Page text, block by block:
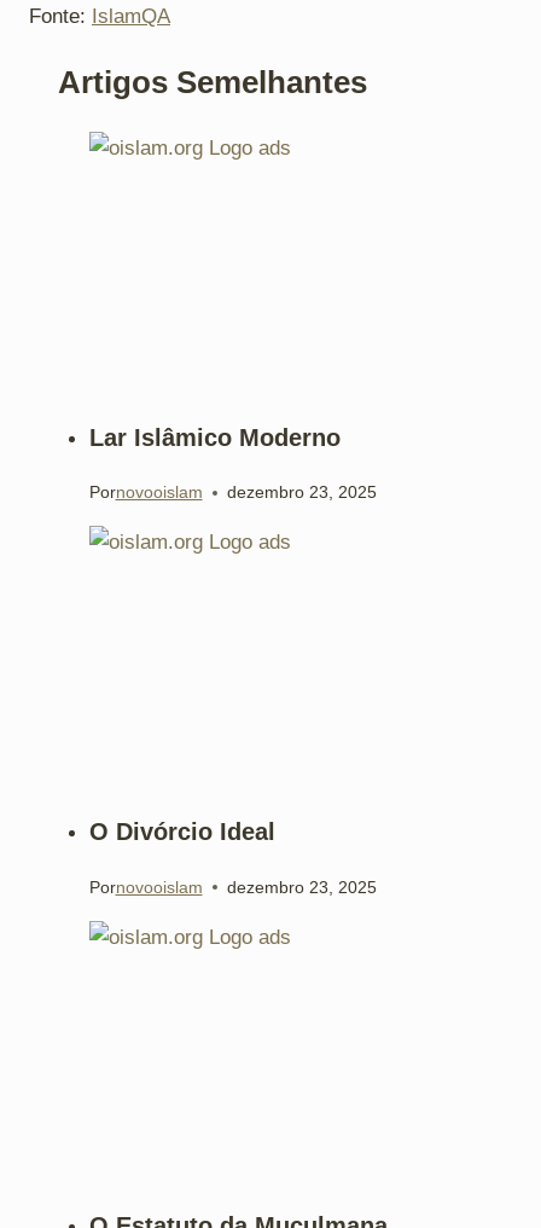
Fonte: IslamQA
Artigos Semelhantes
Lar Islâmico Moderno
Pornovooislam dezembro 23, 2025
O Divórcio Ideal
Pornovooislam dezembro 23, 2025